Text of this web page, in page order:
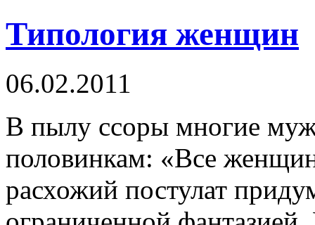
Типология женщин
06.02.2011
В пылу ссоры многие
половинкам: «Все
расхожий постулат